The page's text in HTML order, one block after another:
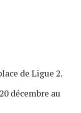
de Ligue 2.
décembre au